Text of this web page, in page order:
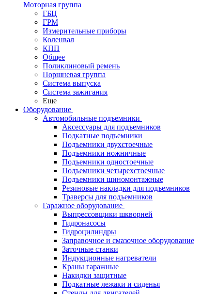
Моторная группа
ГБЦ
ГРМ
Измерительные приборы
Коленвал
КПП
Общее
Поликлиновый ремень
Поршневая группа
Система выпуска
Система зажигания
Еще
Оборудование
Автомобильные подъемники
Аксессуары для подъемников
Подкатные подъемники
Подъемники двухстоечные
Подъемники ножничные
Подъемники одностоечные
Подъемники четырехстоечные
Подъемники шиномонтажные
Резиновые накладки для подъемников
Траверсы для подъемников
Гаражное оборудование
Выпрессовщики шкворней
Гидронасосы
Гидроцилиндры
Заправочное и смазочное оборудование
Заточные станки
Индукционные нагреватели
Краны гаражные
Накидки защитные
Подкатные лежаки и сиденья